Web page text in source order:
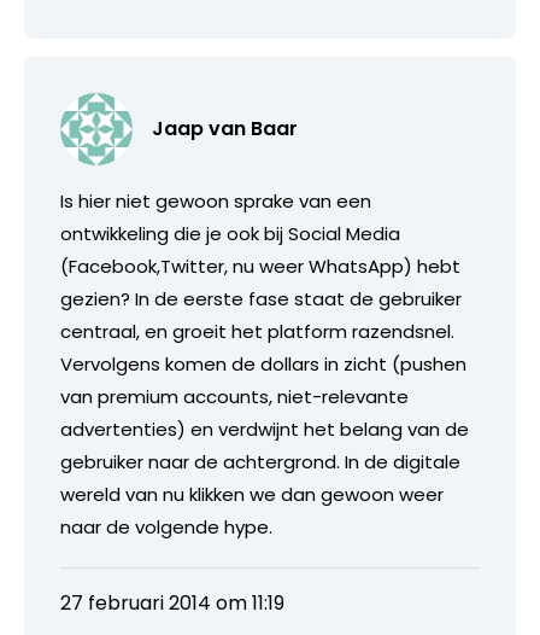
Jaap van Baar
Is hier niet gewoon sprake van een
ontwikkeling die je ook bij Social Media
(Facebook,Twitter, nu weer WhatsApp) hebt
gezien? In de eerste fase staat de gebruiker
centraal, en groeit het platform razendsnel.
Vervolgens komen de dollars in zicht (pushen
van premium accounts, niet-relevante
advertenties) en verdwijnt het belang van de
gebruiker naar de achtergrond. In de digitale
wereld van nu klikken we dan gewoon weer
naar de volgende hype.
27 februari 2014 om 11:19